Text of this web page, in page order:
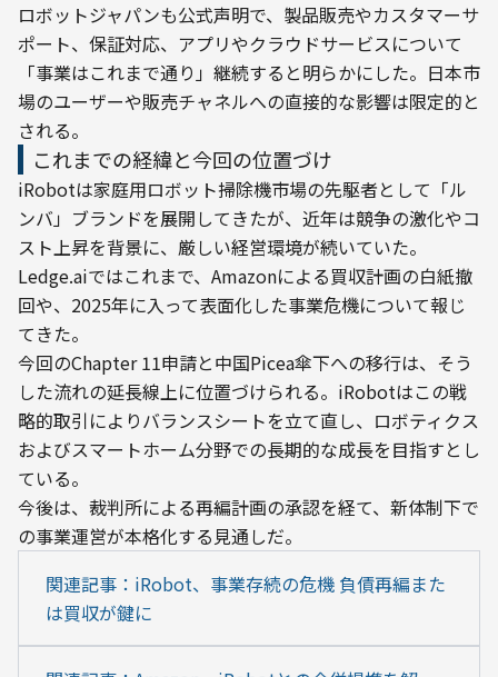
ロボットジャパンも公式声明で、製品販売やカスタマーサ
ポート、保証対応、アプリやクラウドサービスについて
「事業はこれまで通り」継続すると明らかにした。日本市
場のユーザーや販売チャネルへの直接的な影響は限定的と
される。
これまでの経緯と今回の位置づけ
iRobotは家庭用ロボット掃除機市場の先駆者として「ル
ンバ」ブランドを展開してきたが、近年は競争の激化やコ
スト上昇を背景に、厳しい経営環境が続いていた。
Ledge.aiではこれまで、Amazonによる買収計画の白紙撤
回や、2025年に入って表面化した事業危機について報じ
てきた。
今回のChapter 11申請と中国Picea傘下への移行は、そう
した流れの延長線上に位置づけられる。iRobotはこの戦
略的取引によりバランスシートを立て直し、ロボティクス
およびスマートホーム分野での長期的な成長を目指すとし
ている。
今後は、裁判所による再編計画の承認を経て、新体制下で
の事業運営が本格化する見通しだ。
関連記事：iRobot、事業存続の危機 負債再編また
は買収が鍵に